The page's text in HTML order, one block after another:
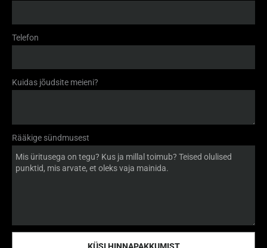
Telefon
Kuidas jõudsite meieni?
Rääkige sündmusest